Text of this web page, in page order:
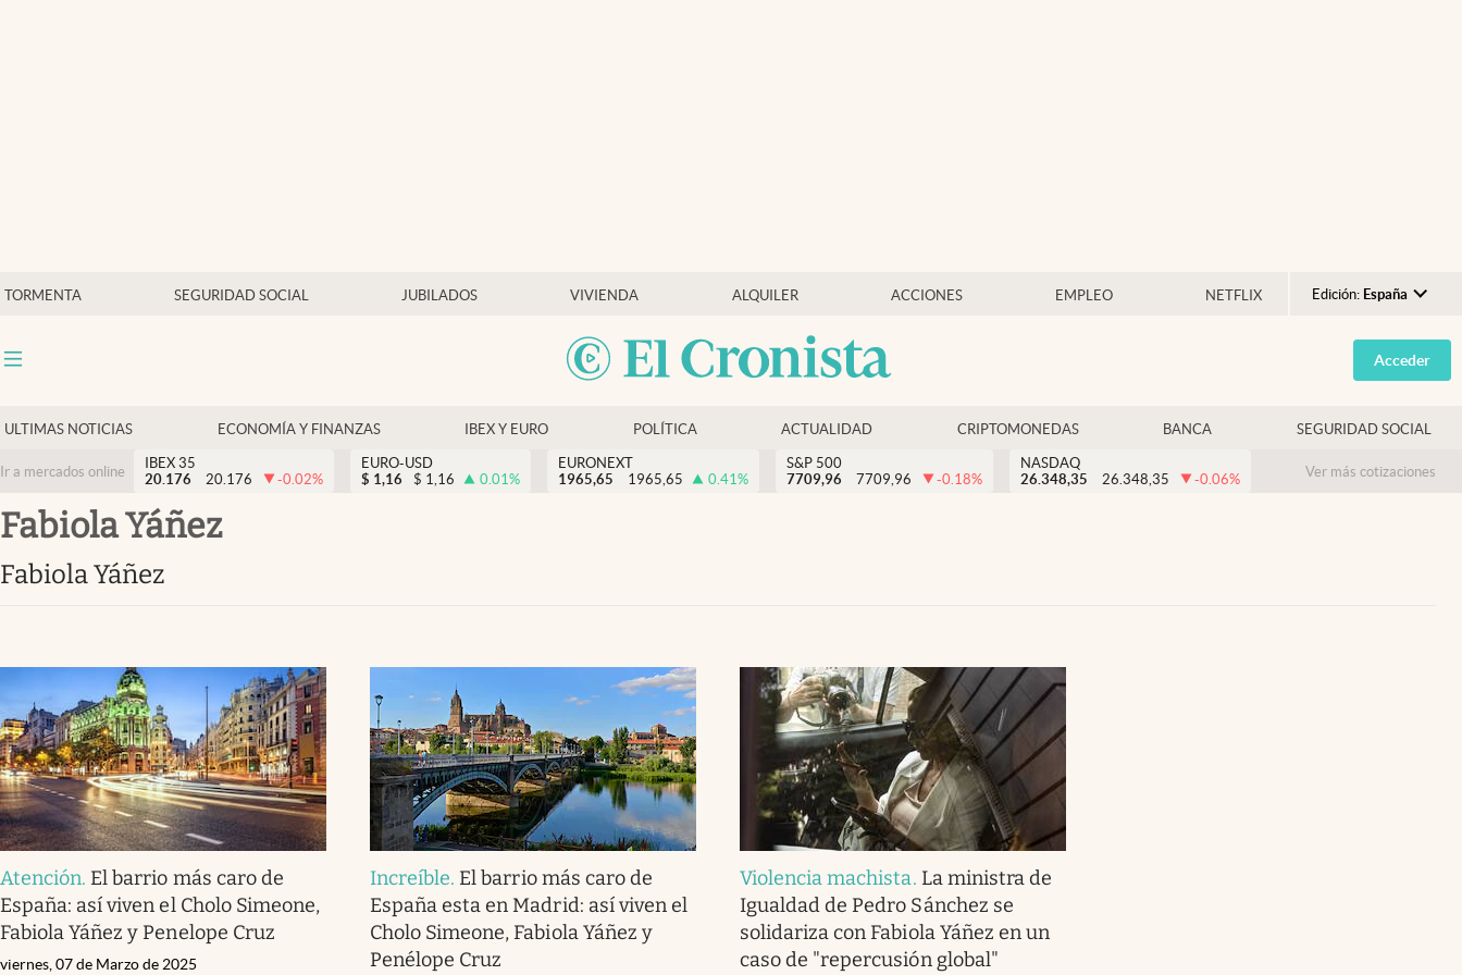
TORMENTA SEGURIDAD SOCIAL JUBILADOS VIVIENDA ALQUILER ACCIONES EMPLEO NETFLIX Edición: España
Argentina
España
USA
Colombia
Acceder
ULTIMAS NOTICIAS ECONOMÍA Y FINANZAS IBEX Y EURO POLÍTICA ACTUALIDAD CRIPTOMONEDAS BANCA SEGURIDAD SOCIAL
Ir a mercados online
IBEX 35
20.176
20.176 -0.02%
EURO-USD
$ 1,16 $ 1,16 0.01%
EURONEXT
1965,65
1965,65 0.41%
S&P 500
7709,96
7709,96 -0.18%
NASDAQ
26.348,35
26.348,35 -0.06% Ver más cotizaciones
Fabiola Yáñez
Fabiola Yáñez
Atención. El barrio más caro de
España: así viven el Cholo Simeone,
Fabiola Yáñez y Penelope Cruz
viernes, 07 de Marzo de 2025
Increíble. El barrio más caro de
España esta en Madrid: así viven el
Cholo Simeone, Fabiola Yáñez y
Penélope Cruz
Violencia machista. La ministra de
Igualdad de Pedro Sánchez se
solidariza con Fabiola Yáñez en un
caso de "repercusión global"